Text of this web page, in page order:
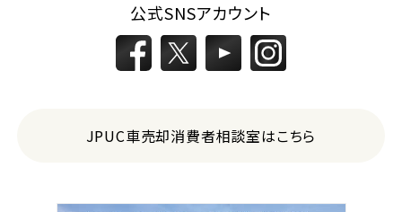
公式SNSアカウント
JPUC車売却消費者相談室はこちら